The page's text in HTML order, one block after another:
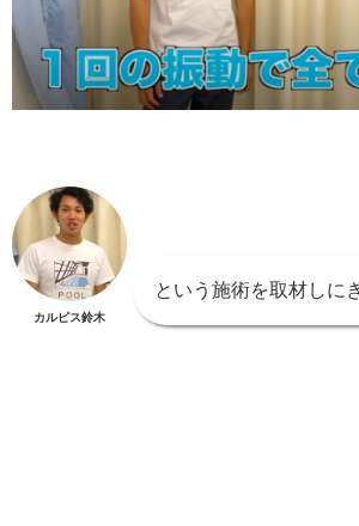
カルピス鈴木
という施術を取材しに